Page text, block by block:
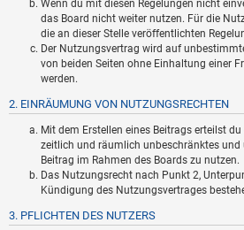
Wenn du mit diesen Regelungen nicht
das Board nicht weiter nutzen. Für die
die an dieser Stelle veröffentlichten
Der Nutzungsvertrag wird auf
von beiden Seiten ohne Einhaltung einer
werden.
2. EINRÄUMUNG VON NUTZUNGSRECHTEN
Mit dem Erstellen eines Beitrags erteilst
zeitlich und räumlich unbeschränktes und
Beitrag im Rahmen des Boards zu nutzen.
Das Nutzungsrecht nach Punkt 2,
Kündigung des Nutzungsvertrages
3. PFLICHTEN DES NUTZERS